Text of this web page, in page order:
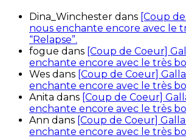
Dina_Winchester dans [Coup
nous enchante encore avec le
“Relapse”.
fogue dans [Coup de Coeur]
enchante encore avec le très
Wes dans [Coup de Coeur]
enchante encore avec le très
Anita dans [Coup de Coeur]
enchante encore avec le très
Ann dans [Coup de Coeur]
enchante encore avec le très